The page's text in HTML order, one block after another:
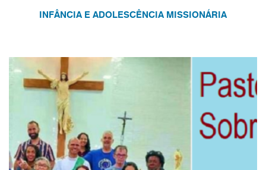
INFÂNCIA E ADOLESCÊNCIA MISSIONÁRIA